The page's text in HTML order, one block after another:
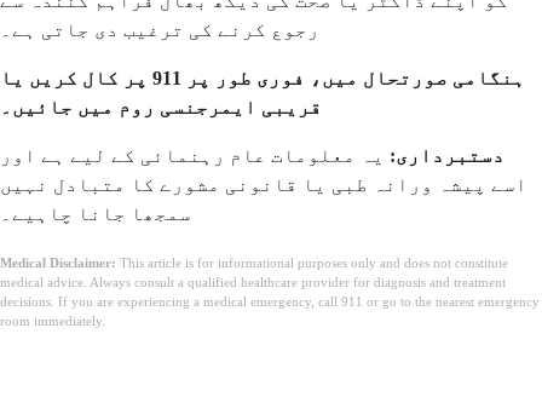
رجوع کرنے کی ترغیب دی جاتی ہے۔
ہنگامی صورتحال میں، فوری طور پر 911 پر کال کریں یا
قریبی ایمرجنسی روم میں جائیں۔
دستبرداری: یہ معلومات عام رہنمائی کے لیے ہے اور
اسے پیشہ ورانہ طبی یا قانونی مشورے کا متبادل نہیں
سمجھا جانا چاہیے۔
Medical Disclaimer: This article is for informational purposes only and does not constitute
medical advice. Always consult a qualified healthcare provider for diagnosis and treatment
decisions. If you are experiencing a medical emergency, call 911 or go to the nearest emergency
room immediately.